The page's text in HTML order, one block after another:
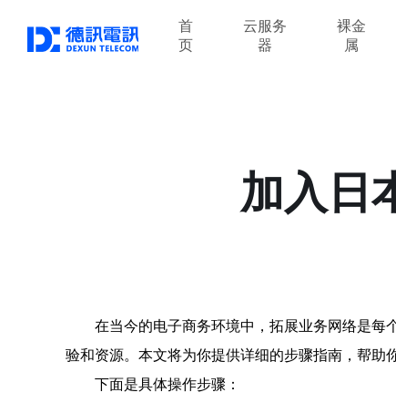
首
页
云服务
器
裸金
属
加入日
在当今的电子商务环境中，拓展业务网络是每
验和资源。本文将为你提供详细的步骤指南，帮助
下面是具体操作步骤：